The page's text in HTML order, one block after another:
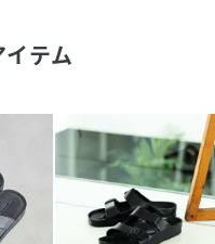
greenlabelrelaxing各
テム